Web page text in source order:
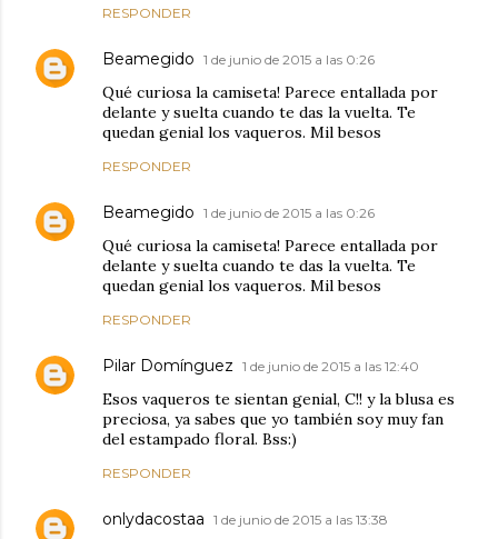
RESPONDER
Beamegido 1 de junio de 2015 a las 0:26
Qué curiosa la camiseta! Parece entallada por
delante y suelta cuando te das la vuelta. Te
quedan genial los vaqueros. Mil besos
RESPONDER
Beamegido 1 de junio de 2015 a las 0:26
Qué curiosa la camiseta! Parece entallada por
delante y suelta cuando te das la vuelta. Te
quedan genial los vaqueros. Mil besos
RESPONDER
Pilar Domínguez 1 de junio de 2015 a las 12:40
Esos vaqueros te sientan genial, C!! y la blusa es
preciosa, ya sabes que yo también soy muy fan
del estampado floral. Bss:)
RESPONDER
onlydacostaa 1 de junio de 2015 a las 13:38